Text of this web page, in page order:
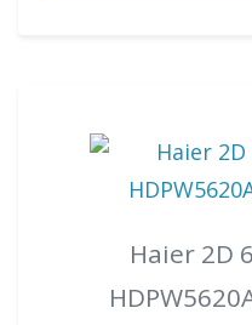
Haier 2D